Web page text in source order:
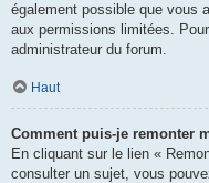
également possible que vous
aux permissions limitées.
administrateur du forum.
Haut
Comment puis-je remonter
En cliquant sur le lien «
consulter un sujet, vous